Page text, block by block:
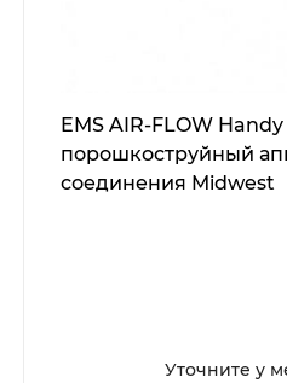
EMS AIR-FLOW
порошкоструйный
соединения Midwest
Уточните у